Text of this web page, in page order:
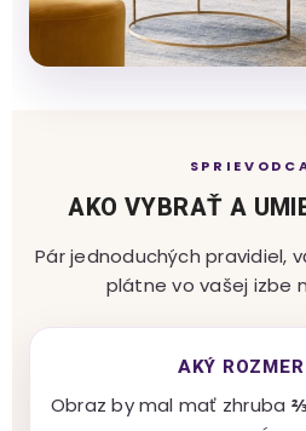
AKO VYBRAŤ A
Pár jednoduchých pravidiel,
plátne vo vašej izbe
AKÝ
Obraz by mal mať zhruba